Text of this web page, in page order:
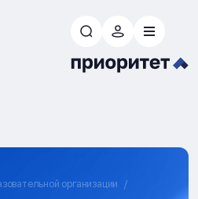
организации